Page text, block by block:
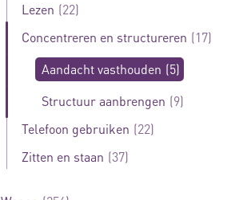
Lezen 22
Concentreren en structureren
17
Aandacht vasthouden 5
Structuur aanbrengen 9
Telefoon gebruiken 22
Zitten en staan 37